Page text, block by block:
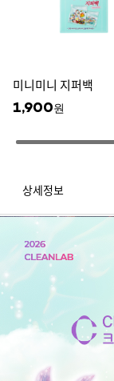
미니미니 지퍼백
1,900원
상세정보